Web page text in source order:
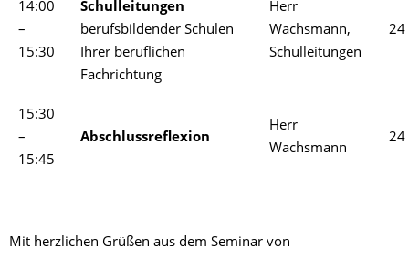
14:00
–
15:30
Schulleitungen
berufsbildender Schulen
Ihrer beruflichen
Fachrichtung
Herr
Wachsmann,
Schulleitungen
24
15:30
–
15:45
Abschlussreflexion
Herr
Wachsmann
24
Mit herzlichen Grüßen aus dem Seminar von